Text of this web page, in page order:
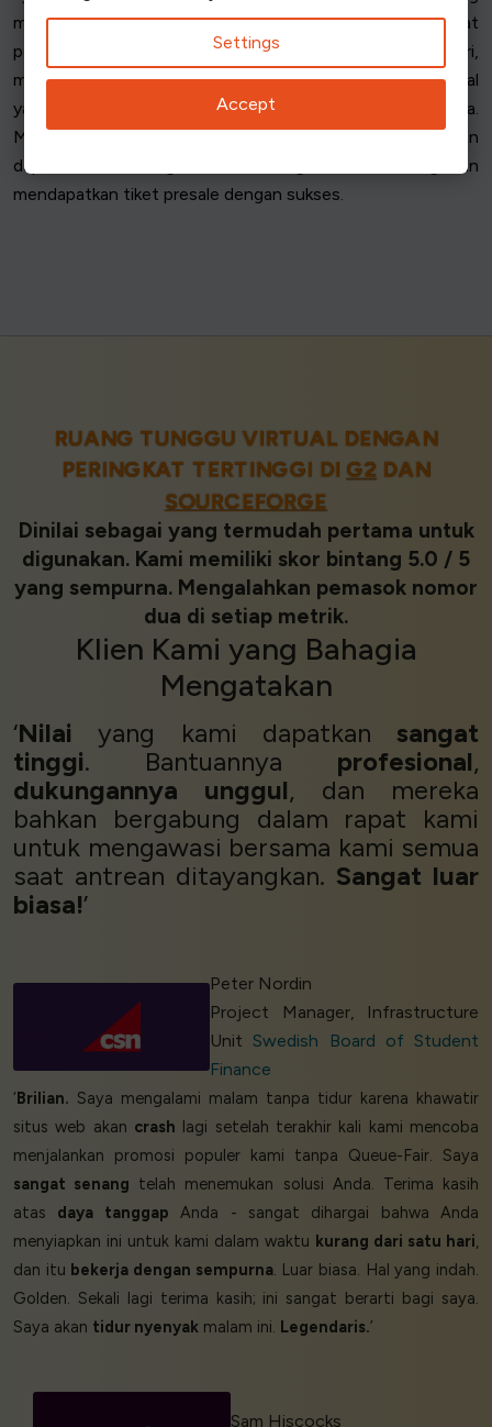
memberi mereka akses saat presale dimulai. Waktu sangat
penting, jadi penting untuk mendaftar jauh-jauh hari,
memastikan Anda menerima semua tiket dan kredensial
yang diperlukan sebelum jendela presale dibuka.
Mempersiapkan diri dan memahami persyaratan kelayakan
dapat secara signifikan meningkatkan kemungkinan
mendapatkan tiket presale dengan sukses.
RUANG TUNGGU VIRTUAL DENGAN
PERINGKAT TERTINGGI DI G2DAN
SOURCEFORGE
Dinilai sebagai yang termudah pertama untuk
digunakan. Kami memiliki skor bintang 5.0 / 5
yang sempurna. Mengalahkan pemasok nomor
dua di setiap metrik.
Klien Kami yang Bahagia
Mengatakan
‘Nilai yang kami dapatkan sangat
tinggi. Bantuannya profesional,
dukungannya
unggul, dan mereka
bahkan bergabung dalam rapat kami
untuk mengawasi bersama kami semua
saat antrean ditayangkan. Sangat luar
biasa!’
Peter Nordin
Project Manager, Infrastructure
Unit Swedish Board of Student
Finance
‘ Brilian. Saya mengalami malam tanpa tidur karena khawatir
situs web akan crash lagi setelah terakhir kali kami mencoba
menjalankan promosi populer kami tanpa Queue-Fair. Saya
sangat senang telah menemukan solusi Anda. Terima kasih
atas daya tanggap Anda - sangat dihargai bahwa Anda
menyiapkan ini untuk kami dalam waktu kurang dari satu hari,
dan itu bekerja dengan sempurna. Luar biasa. Hal yang indah.
Golden. Sekali lagi terima kasih; ini sangat berarti bagi saya.
Saya akan tidur nyenyak malam ini. Legendaris.’
Sam Hiscocks
Settings
Accept